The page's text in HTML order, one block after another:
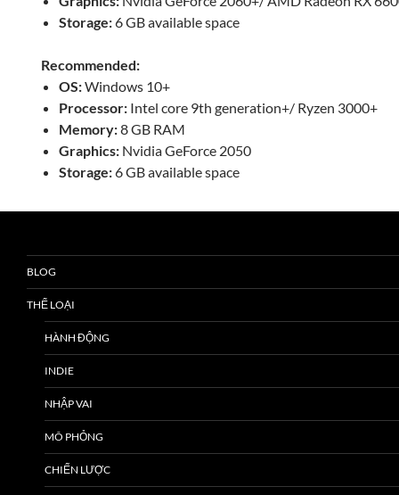
Storage:6 GB available space
Recommended:
OS:Windows 10+
Processor: Intel core 9th generation+/ Ryzen 3000+
Memory:8 GB RAM
Graphics: Nvidia GeForce 2050
Storage:6 GB available space
BLOG
THỂ LOẠI
HÀNH ĐỘNG
INDIE
NHẬP VAI
MÔ PHỎNG
CHIẾN LƯỢC